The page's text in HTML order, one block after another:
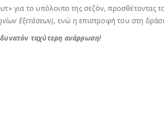
για το υπόλοιπο της σεζόν,
Εξετάσεων), ενώ η επιστροφή του στη
ταχύτερη ανάρρωση!